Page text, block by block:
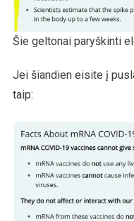
Šie geltonai paryškinti
Jei šiandien eisite į
taip: